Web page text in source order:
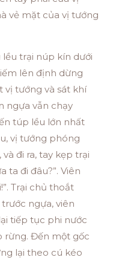
vẻ mặt của vị tướng
trại núp kín dưới
lên định dừng
vị tướng và sát khí
ngựa vẫn chạy
túp lều lớn nhất
vị tướng phóng
đi ra, tay kẹp trại
ta đi đâu?”. Viên
Trại chủ thoắt
ngựa, viên
tiếp tục phi nước
rừng. Đến một gốc
lại theo cú kéo